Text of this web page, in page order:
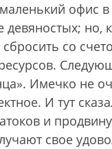
офис
девяностых; но,
со
Имечко не
И тут
и
свое